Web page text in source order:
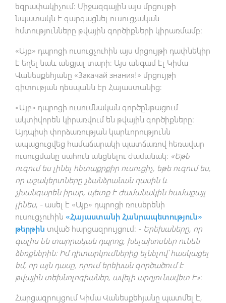
եզրափակիչում։ Միջազգային այս մրցույթի
նպատակն է զարգացնել ուսուցչական
հմտությունները թվային գործիքների կիրառմամբ։
«Այբ» դպրոցի ուսուցչուհին այս մրցույթի դափնեկիր
է եղել նաև անցյալ տարի։ Այս անգամ էլ Կիմա
Վանեսքեհյանը «Закачай знания!» մրցույթի
գիտության դեսպանն էր Հայաստանից։
«Այբ» դպրոցի ուսումնական գործընթացում
ակտիվորեն կիրառվում են թվային գործիքները։
Այդպիսի փորձառության կարևորությունն
ապացուցվեց համաճարակի պատճառով հեռավար
ուսուցմանը սահուն անցնելու ժամանակ։ «Եթե
ուզում ես լինել հետաքրքիր ուսուցիչ, եթե ուզում ես,
որ աշակերտները չձանձրանան դասին և
չխանգարեն իրար, պետք է ժամանակին համաքայլ
լինես, - ասել է «Այբ» դպրոցի ռուսերենի
ուսուցչուհին «Հայաստանի Հանրապետություն»
թերթին տված հարցազրույցում։ - Երեխաները, որ
գալիս են տարրական դպրոց, խելախոսներ ունեն
ձեռքներին։ Իմ դիտարկումներից ելնելով՝ հասկացել
եմ, որ այն դասը, որում երեխան գործածում է
թվային տեխնոլոգիաներ, ավելի արդյունավետ է»։
Հարցազրույցում Կիմա Վանեսքեհյանը պատմել է,